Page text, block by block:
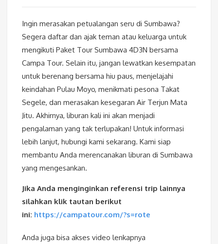
Ingin merasakan petualangan seru di Sumbawa?
Segera daftar dan ajak teman atau keluarga untuk
mengikuti Paket Tour Sumbawa 4D3N bersama
Campa Tour. Selain itu, jangan lewatkan kesempatan
untuk berenang bersama hiu paus, menjelajahi
keindahan Pulau Moyo, menikmati pesona Takat
Segele, dan merasakan kesegaran Air Terjun Mata
Jitu. Akhirnya, liburan kali ini akan menjadi
pengalaman yang tak terlupakan! Untuk informasi
lebih lanjut, hubungi kami sekarang. Kami siap
membantu Anda merencanakan liburan di Sumbawa
yang mengesankan.
Jika Anda menginginkan referensi trip lainnya
silahkan klik tautan berikut
ini: https://campatour.com/?s=rote
Anda juga bisa akses video lenkapnya